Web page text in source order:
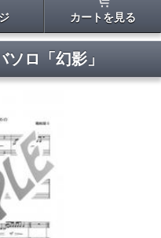
カートを見る
ソロ「幻影」